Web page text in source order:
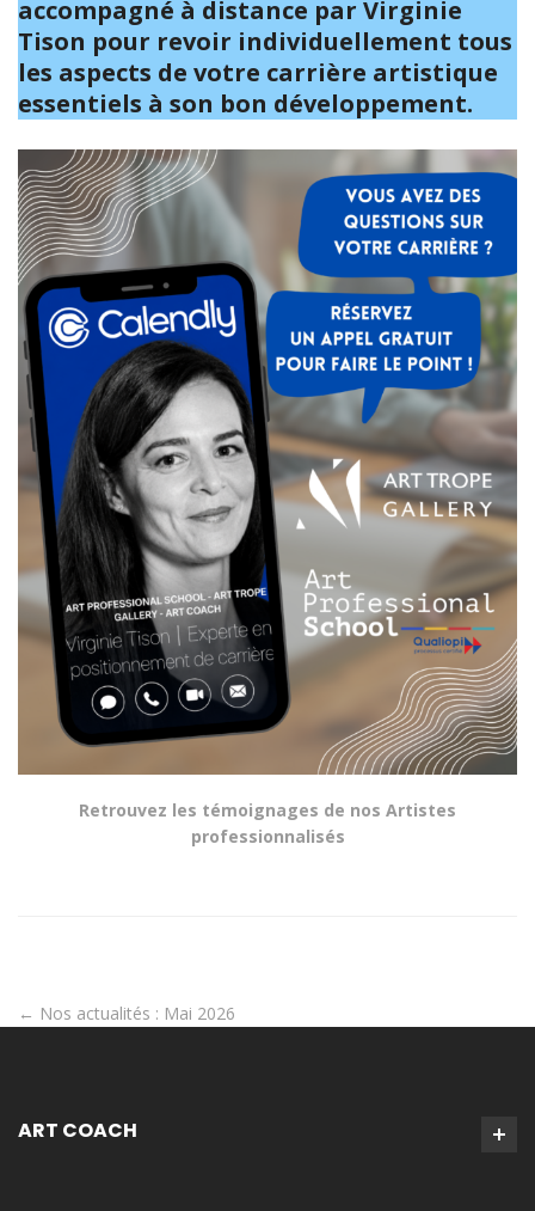
accompagné à distance par Virginie
Tison pour revoir individuellement tous
les aspects de votre carrière artistique
essentiels à son bon développement.
Retrouvez les témoignages de nos Artistes
professionnalisés
← Nos actualités : Mai 2026
ART COACH